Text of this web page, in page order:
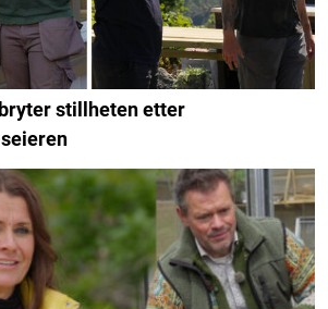
stillheten etter